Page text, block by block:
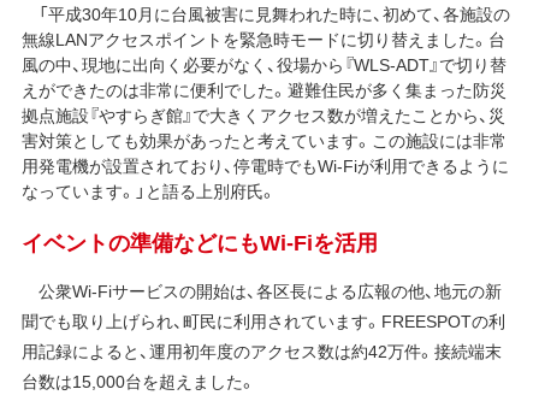
「平成30年10月に台風被害に見舞われた時に、初めて、各施設の
無線LANアクセスポイントを緊急時モードに切り替えました。台
風の中、現地に出向く必要がなく、役場から『WLS-ADT』で切り替
えができたのは非常に便利でした。避難住民が多く集まった防災
拠点施設『やすらぎ館』で大きくアクセス数が増えたことから、災
害対策としても効果があったと考えています。この施設には非常
用発電機が設置されており、停電時でもWi-Fiが利用できるように
なっています。」と語る上別府氏。
イベントの準備などにもWi-Fiを活用
公衆Wi-Fiサービスの開始は、各区長による広報の他、地元の新
聞でも取り上げられ、町民に利用されています。FREESPOTの利
用記録によると、運用初年度のアクセス数は約42万件。接続端末
台数は15,000台を超えました。